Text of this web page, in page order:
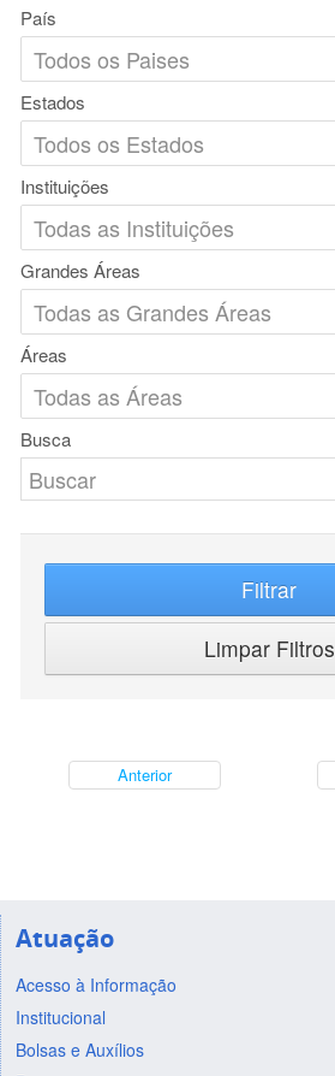
País
Estados
Instituições
Grandes Áreas
Áreas
Busca
Filtrar
Limpar Filtros
Anterior
Atuação
Acesso à Informação
Institucional
Bolsas e Auxílios